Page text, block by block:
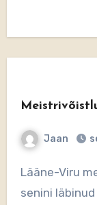
Jaan
Lääne-Viru meistrivõistluste kvalifikatsiooni on
senini